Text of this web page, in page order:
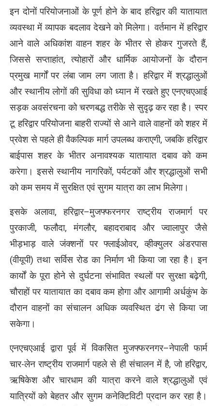
इन दोनों परियोजनाओं के पूर्ण होने के बाद हरिद्वार की यातायात
व्यवस्था में व्यापक बदलाव देखने को मिलेगा। वर्तमान में हरिद्वार
आने वाले अधिकांश वाहन शहर के भीतर से होकर गुजरते हैं,
जिससे सप्ताहांत, त्योहारों और धार्मिक आयोजनों के दौरान
प्रमुख मार्गों पर लंबा जाम लग जाता है। हरिद्वार में श्रद्धालुओं
और स्थानीय लोगों की सुविधा को ध्यान में रखते हुए एनएचएआई
सड़क अवसंरचना को चरणबद्ध तरीके से सुदृढ़ कर रहा है। स्पर
टू हरिद्वार परियोजना बाहरी राज्यों से आने वाले वाहनों को शहर में
प्रवेश से पहले ही वैकल्पिक मार्ग उपलब्ध कराएगी, जबकि हरिद्वार
बाईपास शहर के भीतर अनावश्यक यातायात दबाव को कम
करेगा। इससे स्थानीय नागरिकों, पर्यटकों और श्रद्धालुओं सभी
को कम समय में सुरक्षित एवं सुगम यात्रा का लाभ मिलेगा।
इसके अलावा, हरिद्वार–मुजफ्फरनगर राष्ट्रीय राजमार्ग पर
पुरकाजी, फलौदा, मंगलौर, बहादराबाद और ज्वालापुर जैसे
भीड़भाड़ वाले जंक्शनों पर फ्लाईओवर, व्हीक्युलर अंडरपास
(वीयूपी) तथा सर्विस रोड का निर्माण भी किया जा रहा है। इन
कार्यों के पूरा होने से दुर्घटना संभावित स्थलों पर सुरक्षा बढ़ेगी,
चौराहों पर यातायात का दबाव कम होगा और आगामी अर्धकुंभ के
दौरान वाहनों का संचालन अधिक व्यवस्थित ढंग से किया जा
सकेगा।
एनएचएआई द्वारा पूर्व में विकसित मुजफ्फरनगर–नेपाली फार्म
चार-लेन राष्ट्रीय राजमार्ग पहले से ही संचालन में है, जो हरिद्वार,
ऋषिकेश और चारधाम की यात्रा करने वाले श्रद्धालुओं एवं
यात्रियों को बेहतर और सुगम कनेक्टिविटी प्रदान कर रहा है।